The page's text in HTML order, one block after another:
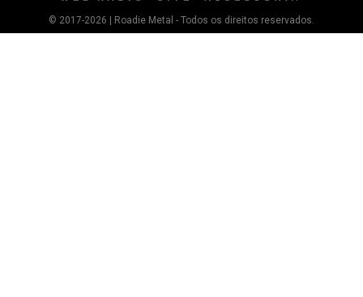
© 2017-2026 | Roadie Metal - Todos os direitos reservados.